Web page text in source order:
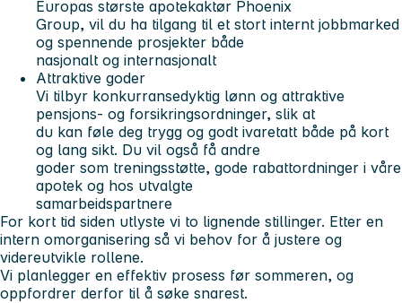
Europas største apotekaktør Phoenix
Group, vil du ha tilgang til et stort internt jobbmarked
og spennende prosjekter både
nasjonalt og internasjonalt
Attraktive goder
Vi tilbyr konkurransedyktig lønn og attraktive
pensjons- og forsikringsordninger, slik at
du kan føle deg trygg og godt ivaretatt både på kort
og lang sikt. Du vil også få andre
goder som treningsstøtte, gode rabattordninger i våre
apotek og hos utvalgte
samarbeidspartnere
For kort tid siden utlyste vi to lignende stillinger. Etter en
intern omorganisering så vi behov for å justere og
videreutvikle rollene.
Vi planlegger en effektiv prosess før sommeren, og
oppfordrer derfor til å søke snarest.